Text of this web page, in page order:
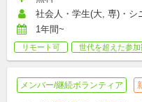
社会人・学生(大, 専)・シ
1年間~
リモート可 世代を超えた参加
メンバー/継続ボランティア